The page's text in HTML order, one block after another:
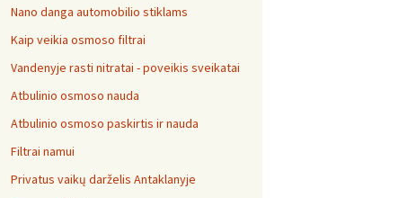
Nano danga automobilio stiklams
Kaip veikia osmoso filtrai
Vandenyje rasti nitratai - poveikis sveikatai
Atbulinio osmoso nauda
Atbulinio osmoso paskirtis ir nauda
Filtrai namui
Privatus vaikų darželis Antaklanyje